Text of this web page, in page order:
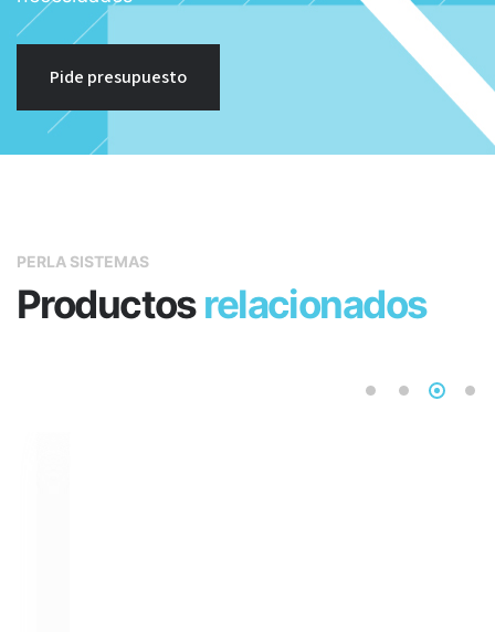
Pide presupuesto
PERLA SISTEMAS
Productosrelacionados